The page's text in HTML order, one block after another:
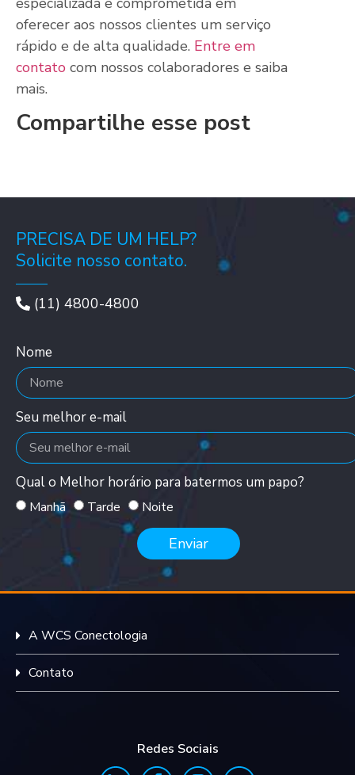
oferecer aos nossos clientes um serviço
rápido e de alta qualidade. Entre em
contato com nossos colaboradores e saiba
mais.
Compartilhe esse post
PRECISA DE UM HELP?
Solicite nosso contato.
(11) 4800-4800
Nome
Seu melhor e-mail
Qual o Melhor horário para batermos um papo?
Manhã Tarde Noite
Enviar
A WCS Conectologia
Contato
Redes Sociais